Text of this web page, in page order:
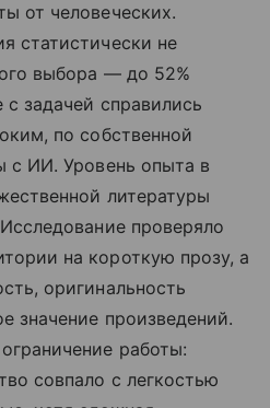
от человеческих.
статистически не
выбора — до 52%
задачей справились
по собственной
с ИИ. Уровень опыта в
литературы
проверяло
на короткую прозу, а
оригинальность
значение произведений.
работы:
совпало с легкостью